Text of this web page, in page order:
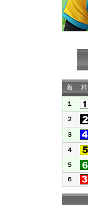
着 枠
１
２
３
４
５
６